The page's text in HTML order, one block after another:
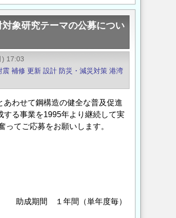
象研究テーマの公募につい
) 17:03
震 補修 更新 設計 防災・減災対策 港湾
わせて鋼構造の健全な普及促進
る事業を1995年より継続して実
てご応募をお願いします。
助成期間 １年間（単年度毎）